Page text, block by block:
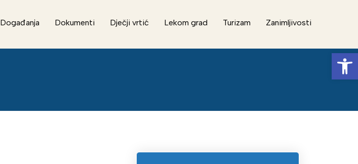
Događanja Dokumenti Dječji vrtić Lekom grad Turizam
Zanimljivosti